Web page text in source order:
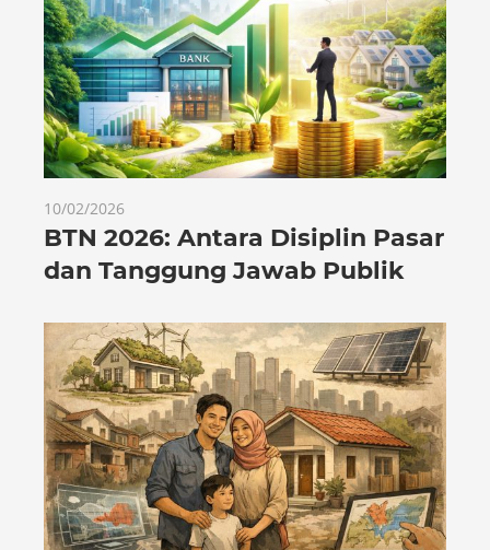
10/02/2026
BTN 2026: Antara Disiplin Pasar
dan Tanggung Jawab Publik